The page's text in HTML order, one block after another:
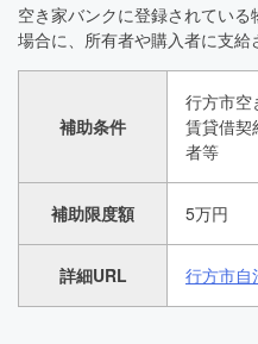
空き家バンクに登録されてい
場合に、所有者や購入者に支給
補助条件
行方市空
賃貸借契
者等
補助限度額 5万円
詳細URL 行方市自